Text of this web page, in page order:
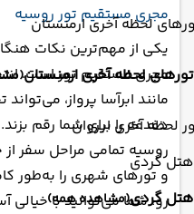
لحظه آخری ارمنستان
تورهای لحظه آخری ارمنستان
لحظه آخری ایروان
هتل گردی
هتل گردی(مشاهده همه)
مجری مستقیم تور روسیه
یکی از مهم‌ترین نکات
مجری مستقیم تور است.
مانند ابرآسا پرواز،
دغدغه را برای شما رقم
روسیه تمامی مراحل سفر از
و تورهای شهری را به‌طور
رو، شما می‌توانید با